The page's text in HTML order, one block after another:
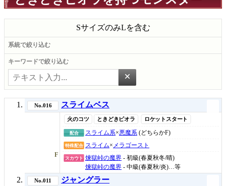
SサイズのみLを含む
系統で絞り込む
キーワードで絞り込む
×
No.016 スライムベス
F
火のコツ ときどきピオラ ロケットスタート
配合 スライム系×悪魔系 (どちらかF)
特殊配合 スライム× メラゴースト
スカウト 煉獄峠の魔界 - 初級(春夏秋冬/晴)
煉獄峠の魔界 - 中級(春夏秋/炎)…等
No.011 ジャングラー